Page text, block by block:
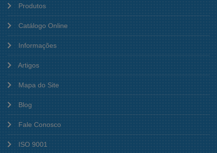
Produtos
Catálogo Online
Informações
Artigos
Mapa do Site
Blog
Fale Conosco
ISO 9001